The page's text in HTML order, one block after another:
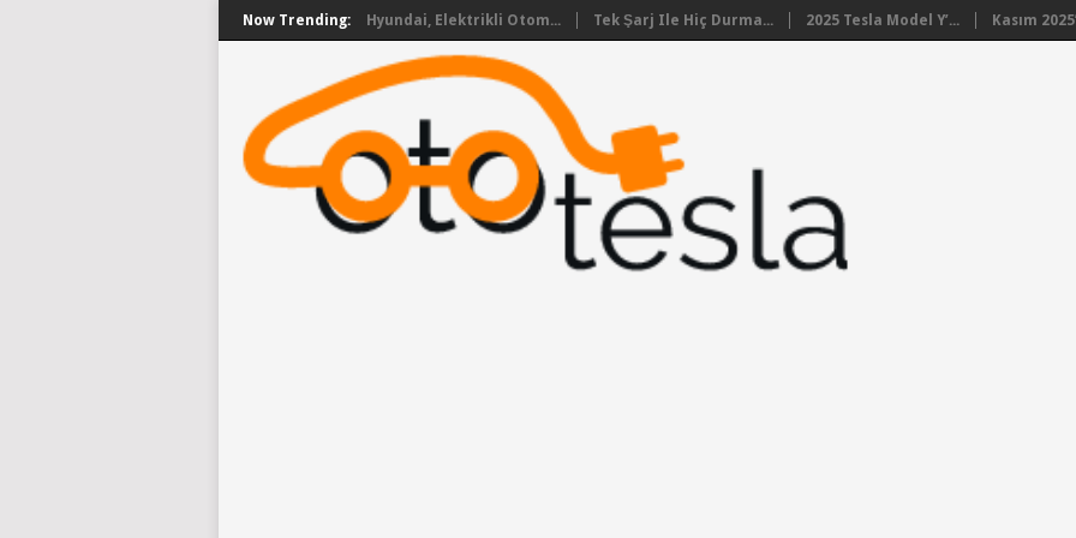
Now Trending: Hyundai, Elektrikli Otom... Tek Şarj Ile Hiç Durma... 2025 Tesla Model Y’... Kasım